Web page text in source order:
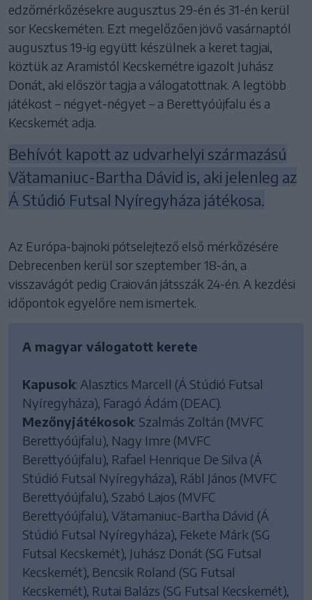
edzőmérkőzésekre augusztus 29-én és 31-én kerül
sor Kecskeméten. Ezt megelőzően jövő vasárnaptól
augusztus 19-ig együtt készülnek a keret tagjai,
köztük az Aramistól Kecskemétre igazolt Juhász
Donát, aki először tagja a válogatottnak. A legtöbb
játékost – négyet-négyet – a Berettyóújfalu és a
Kecskemét adja.
Behívót kapott az udvarhelyi származású
Vătamaniuc-Bartha Dávid is, aki jelenleg az
Á Stúdió Futsal Nyíregyháza játékosa.
Az Európa-bajnoki pótselejtező első mérkőzésére
Debrecenben kerül sor szeptember 18-án, a
visszavágót pedig Craiován játsszák 24-én. A kezdési
időpontok egyelőre nem ismertek.
A magyar válogatott kerete
Kapusok: Alasztics Marcell (Á Stúdió Futsal
Nyíregyháza), Faragó Ádám (DEAC).
Mezőnyjátékosok: Szalmás Zoltán (MVFC
Berettyóújfalu), Nagy Imre (MVFC
Berettyóújfalu), Rafael Henrique De Silva (Á
Stúdió Futsal Nyíregyháza), Rábl János (MVFC
Berettyóújfalu), Szabó Lajos (MVFC
Berettyóújfalu), Vătamaniuc-Bartha Dávid (Á
Stúdió Futsal Nyíregyháza), Fekete Márk (SG
Futsal Kecskemét), Juhász Donát (SG Futsal
Kecskemét), Bencsik Roland (SG Futsal
Kecskemét), Rutai Balázs (SG Futsal Kecskemét),